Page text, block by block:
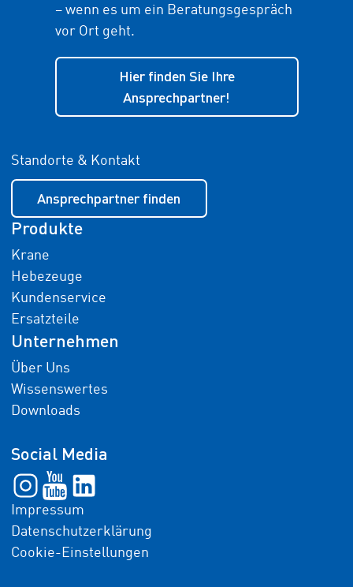
– wenn es um ein Beratungsgespräch
vor Ort geht.
Hier finden Sie Ihre
Ansprechpartner!
Standorte & Kontakt
Ansprechpartner finden
Produkte
Krane
Hebezeuge
Kundenservice
Ersatzteile
Unternehmen
Über Uns
Wissenswertes
Downloads
Social Media
Impressum
Datenschutzerklärung
Cookie-Einstellungen